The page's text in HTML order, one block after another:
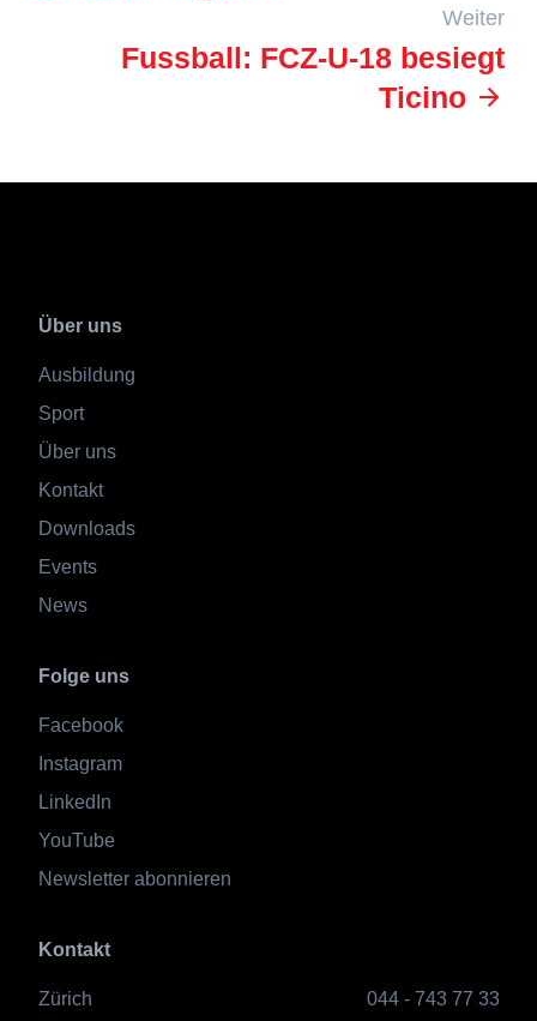
Weiter
Fussball: FCZ-U-18 besiegt
Ticino
Über uns
Ausbildung
Sport
Über uns
Kontakt
Downloads
Events
News
Folge uns
Facebook
Instagram
LinkedIn
YouTube
Newsletter abonnieren
Kontakt
Zürich 044 - 743 77 33